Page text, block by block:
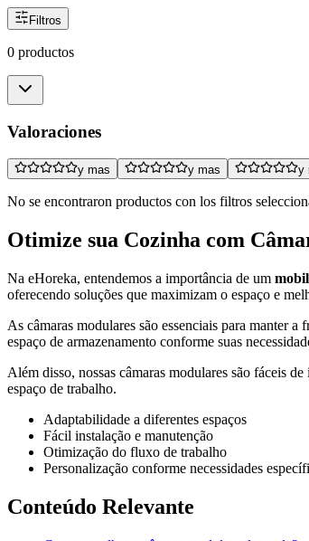
Filtros
0 productos
Valoraciones
y mas y mas y
No se encontraron productos con los filtros
Otimize sua Cozinha com
Na eHoreka, entendemos a importância de um
oferecendo soluções que maximizam o espaço e
As câmaras modulares são essenciais para manter
espaço de armazenamento conforme suas
Além disso, nossas câmaras modulares são fáceis
espaço de trabalho.
Adaptabilidade a diferentes espaços
Fácil instalação e manutenção
Otimização do fluxo de trabalho
Personalização conforme necessidades
Conteúdo Relevante